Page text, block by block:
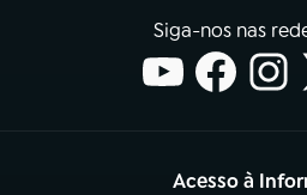
Siga-nos nas
Acesso à